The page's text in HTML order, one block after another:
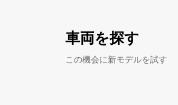
車両を探す
この機会に新モデルを試す